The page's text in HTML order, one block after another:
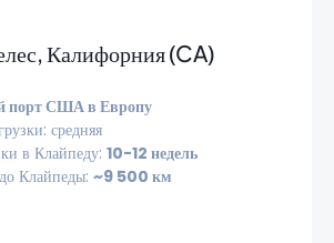
Калифорния (CA)
порт США в Европу
средняя
в Клайпеду: 10-12 недель
Клайпеды: ~9 500 км